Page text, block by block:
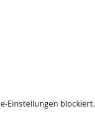
Einstellungen blockiert.